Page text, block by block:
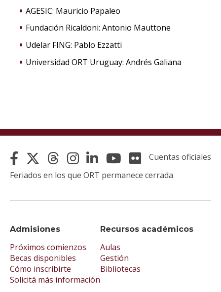
AGESIC: Mauricio Papaleo
Fundación Ricaldoni: Antonio Mauttone
Udelar FING: Pablo Ezzatti
Universidad ORT Uruguay: Andrés Galiana
Admisiones
Próximos comienzos
Becas disponibles
Cómo inscribirte
Solicitá más información
Recursos académicos
Aulas
Gestión
Bibliotecas
Cuentas oficiales
Feriados en los que ORT permanece cerrada